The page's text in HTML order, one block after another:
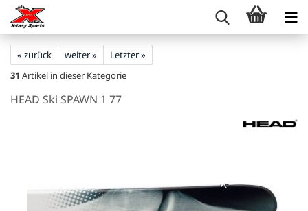
« zurück weiter »
Letzter »
31 Artikel in dieser Kategorie
HEAD Ski SPAWN 1 77